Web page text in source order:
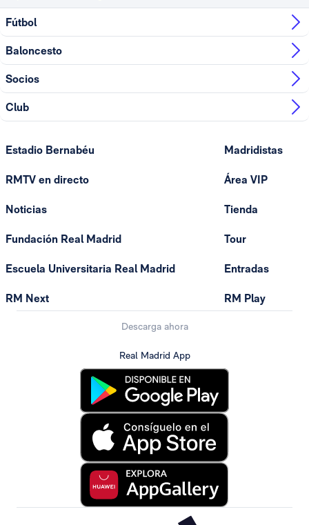
Fútbol
Baloncesto
Socios
Club
Estadio Bernabéu
RMTV en directo
Noticias
Fundación Real Madrid
Escuela Universitaria Real Madrid
RM Next
Madridistas
Área VIP
Tienda
Tour
Entradas
RM Play
Descarga ahora
Real Madrid App